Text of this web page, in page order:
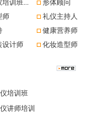
培训班...
形体顾问
师
礼仪主持人
健康营养师
设计师
化妆造型师
培训班
讲师培训